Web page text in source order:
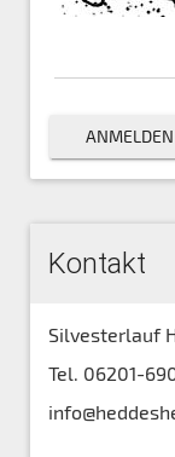
Kontakt
Silvesterlauf
Tel. 06201-